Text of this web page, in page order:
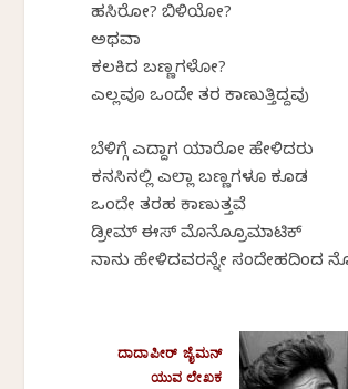
ಹಸಿರೋ? ಬಿಳಿಯೋ?
ಅಥವಾ
ಕಲಕಿದ ಬಣ್ಣಗಳೋ?
ಎಲ್ಲವೂ ಒಂದೇ ತರ ಕಾಣುತ್ತಿದ್ದವು
ಬೆಳಿಗ್ಗೆ ಎದ್ದಾಗ ಯಾರೋ ಹೇಳಿದರು
ಕನಸಿನಲ್ಲಿ ಎಲ್ಲಾ ಬಣ್ಣಗಳೂ ಕೂಡ
ಒಂದೇ ತರಹ ಕಾಣುತ್ತವೆ
ಡ್ರೀಮ್ ಈಸ್ ಮೊನೊಕ್ರೊಮಾಟಿಕ್
ನಾನು ಹೇಳಿದವರನ್ನೇ ಸಂದೇಹದಿಂದ
ದಾದಾಪೀರ್ ಜೈಮನ್
ಯುವ ಲೇಖಕ